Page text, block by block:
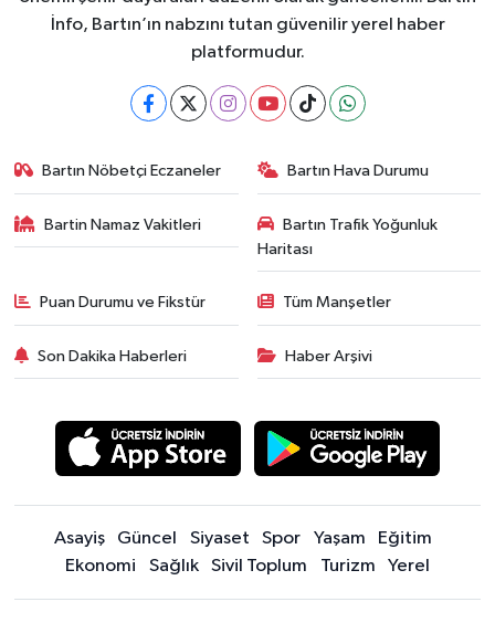
İnfo, Bartın’ın nabzını tutan güvenilir yerel haber
platformudur.
Bartın Nöbetçi Eczaneler Bartın Hava Durumu
Bartin Namaz Vakitleri
Bartın Trafik Yoğunluk
Haritası
Puan Durumu ve Fikstür Tüm Manşetler
Son Dakika Haberleri Haber Arşivi
Asayiş Güncel Siyaset Spor Yaşam
Eğitim
Ekonomi
Sağlık Sivil Toplum Turizm Yerel